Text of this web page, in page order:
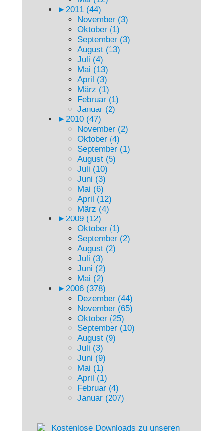
► 2011 (44)
November (3)
Oktober (1)
September (3)
August (13)
Juli (4)
Mai (13)
April (3)
März (1)
Februar (1)
Januar (2)
► 2010 (47)
November (2)
Oktober (4)
September (1)
August (5)
Juli (10)
Juni (3)
Mai (6)
April (12)
März (4)
► 2009 (12)
Oktober (1)
September (2)
August (2)
Juli (3)
Juni (2)
Mai (2)
► 2006 (378)
Dezember (44)
November (65)
Oktober (25)
September (10)
August (9)
Juli (3)
Juni (9)
Mai (1)
April (1)
Februar (4)
Januar (207)